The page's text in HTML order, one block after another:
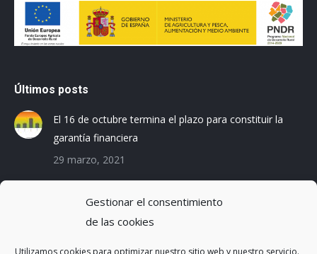
Gestionar el consentimiento
de las cookies
Utilizamos cookies para optimizar nuestro sitio web y nuestro servicio.
Últimos posts
El 16 de octubre termina el plazo para constituir la
garantía financiera
29 marzo, 2021
de la Huella de Carbono
3 diciembre, 2019